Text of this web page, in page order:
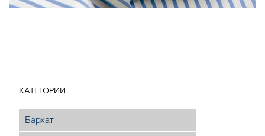
КАТЕГОРИИ
Бархат